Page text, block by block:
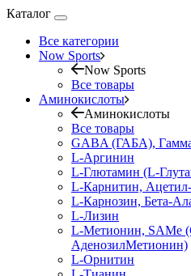
Каталог
Все категории
Now Sports
Now Sports
Все товары
Аминокислоты
Аминокислоты
Все товары
GABA (ГАБА),
L-Аргинин
L-Глютамин (L-
L-Карнитин,
L-Карнозин, Бета-
L-Лизин
L-Метионин, SAMe
АденозилМетионин)
L-Орнитин